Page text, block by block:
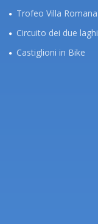
Trofeo Villa Romana
Circuito dei due laghi
Castiglioni in Bike